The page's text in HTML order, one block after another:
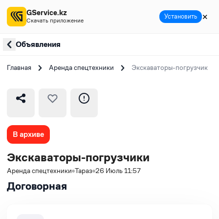
Объявления
Главная Аренда спецтехники Экскаваторы-погрузчики
В архиве
Экскаваторы-погрузчики
Аренда спецтехники Тараз 26 Июль 11:57
Договорная
GService.kz
Скачать приложение Установить ✕